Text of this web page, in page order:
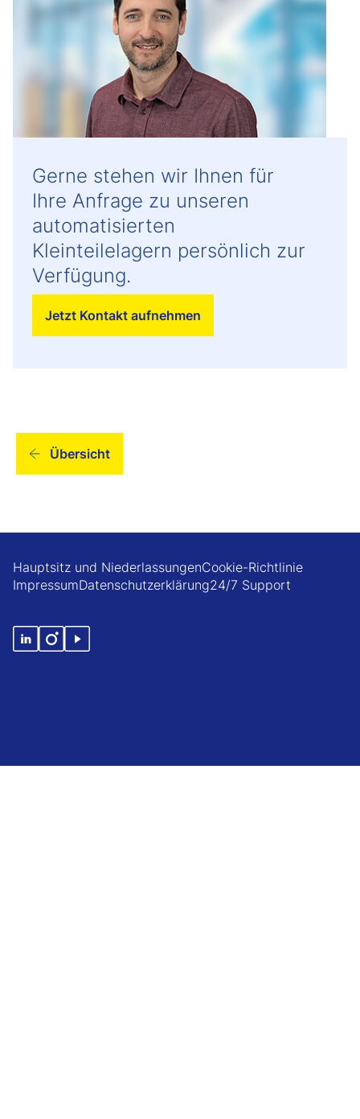
Gerne stehen wir Ihnen für
Ihre Anfrage zu unseren
automatisierten
Kleinteilelagern persönlich zur
Verfügung.
Jetzt Kontakt aufnehmen
Übersicht
Hauptsitz und NiederlassungenCookie-Richtlinie
ImpressumDatenschutzerklärung24/7 Support